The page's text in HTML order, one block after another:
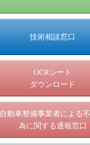
技術相談窓口
OCRシート
ダウンロード
自動車整備事業者による
為に関する通報窓口